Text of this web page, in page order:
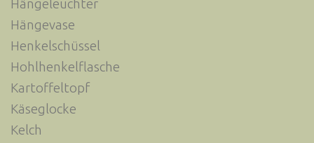
Hängeleuchter
Hängevase
Henkelschüssel
Hohlhenkelflasche
Kartoffeltopf
Käseglocke
Kelch